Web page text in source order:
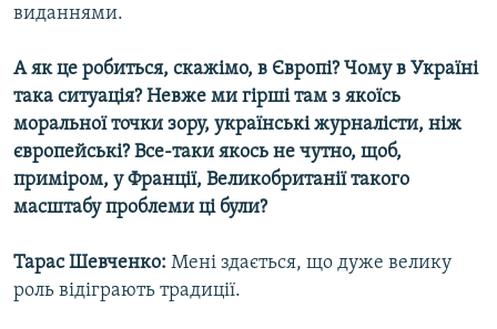
виданнями.
А як це робиться, скажімо, в Європі? Чому в Україні
така ситуація? Невже ми гірші там з якоїсь
моральної точки зору, українські журналісти, ніж
європейські? Все-таки якось не чутно, щоб,
приміром, у Франції, Великобританії такого
масштабу проблеми ці були?
Тарас Шевченко: Мені здається, що дуже велику
роль відіграють традиції.